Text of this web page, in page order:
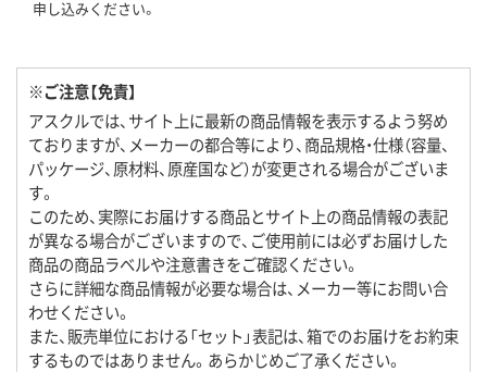
申し込みください。
※ご注意【免責】
アスクルでは、サイト上に最新の商品情報を表示するよう努め
ておりますが、メーカーの都合等により、商品規格・仕様（容量、
パッケージ、原材料、原産国など）が変更される場合がございま
す。
このため、実際にお届けする商品とサイト上の商品情報の表記
が異なる場合がございますので、ご使用前には必ずお届けした
商品の商品ラベルや注意書きをご確認ください。
さらに詳細な商品情報が必要な場合は、メーカー等にお問い合
わせください。
また、販売単位における「セット」表記は、箱でのお届けをお約束
するものではありません。あらかじめご了承ください。